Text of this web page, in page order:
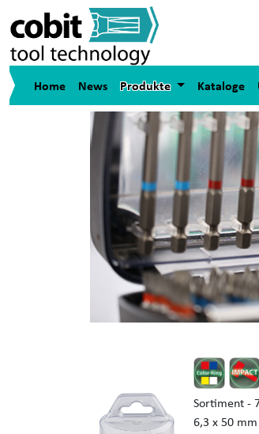
Home News Produkte Kataloge
Sortiment -
6,3 x 50 mm